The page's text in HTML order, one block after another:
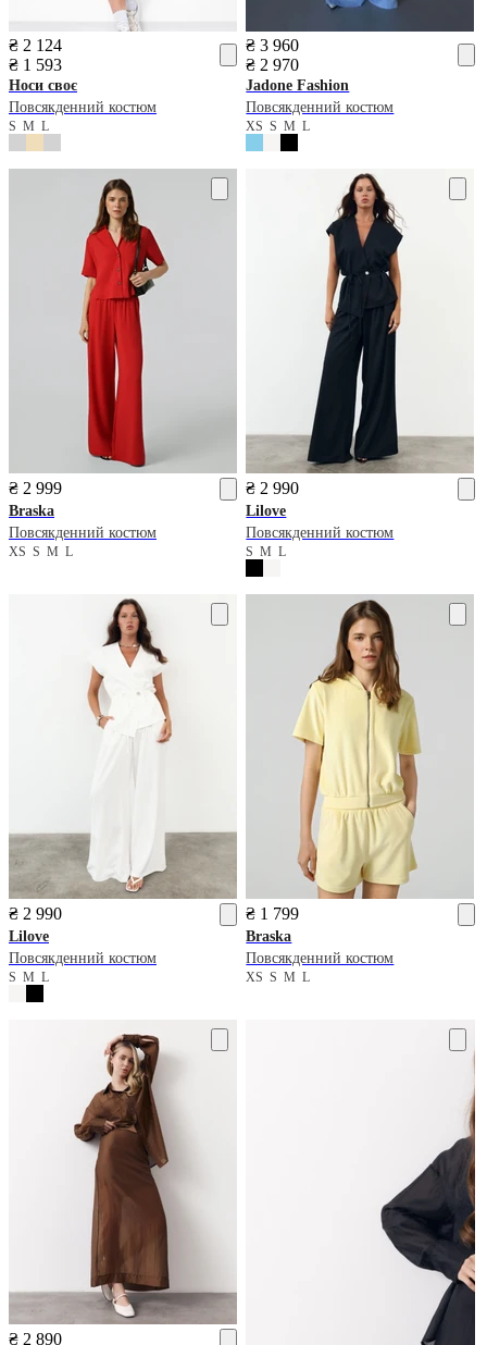
₴ 2 124
₴ 1 593
Носи своє
Повсякденний костюм
S M L
₴ 3 960
₴ 2 970
Jadone Fashion
Повсякденний костюм
XSSML
₴ 2 999
Braska
Повсякденний костюм
XS S M L
₴ 2 990
Lilove
Повсякденний костюм
SML
₴ 2 990
Lilove
Повсякденний костюм
S M L
₴ 1 799
Braska
Повсякденний костюм
XSSML
₴ 2 890